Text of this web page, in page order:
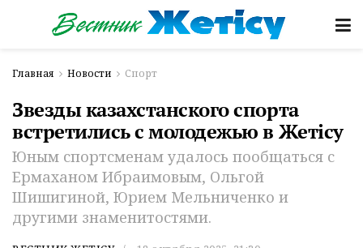
Главная Новости Спорт
Звезды казахстанского спорта
встретились с молодежью в Жетiсу
Юным спортсменам удалось пообщаться с
Ермаханом Ибраимовым, Ольгой
Шишигиной, Юрием Мельниченко и
другими знаменитостями.